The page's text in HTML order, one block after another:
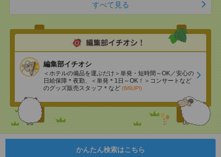
すべて見る
編集部イチオシ
＜ホテルの備品を運ぶだけ＞単発・短時間～OK／安心の
日給保障＊夜勤、＜単発＊1日～OK！＞コンサートなど
のグッズ販売スタッフ＊など (8/6UP!)
かんたん検索はこちら